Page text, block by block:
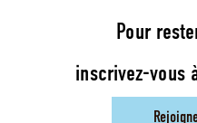
Pour
inscrivez-vous